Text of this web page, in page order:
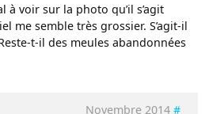
à voir sur la photo qu’il s’agit
me semble très grossier. S’agit-il
t-il des meules abandonnées
Novembre 2014 #